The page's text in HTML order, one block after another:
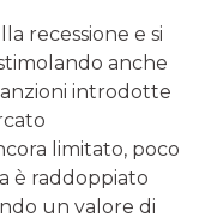
recessione e si
anche
introdotte
limitato, poco
è raddoppiato
un valore di